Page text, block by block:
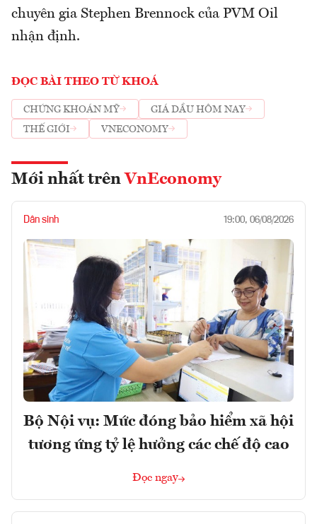
chuyên gia Stephen Brennock của PVM Oil
nhận định.
ĐỌC BÀI THEO TỪ KHOÁ
CHỨNG KHOÁN MỸ
GIÁ DẦU HÔM NAY
THẾ GIỚI
VNECONOMY
Mới nhất trên VnEconomy
Dân sinh 19:00, 06/08/2026
Bộ Nội vụ: Mức đóng bảo hiểm xã hội
tương ứng tỷ lệ hưởng các chế độ cao
Đọc ngay